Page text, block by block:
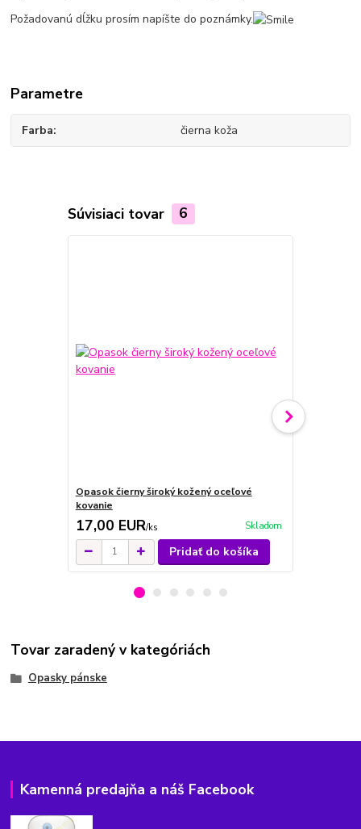
Požadovanú dĺžku prosím napíšte do poznámky.
Parametre
Farba čierna koža
Súvisiaci tovar 6
Opasok čierny široký kožený oceľové
kovanie
17,00 EUR/ks Skladom
Pridať do košíka
Tovar zaradený v kategóriách
Opasky pánske
Kamenná predajňa a náš Facebook